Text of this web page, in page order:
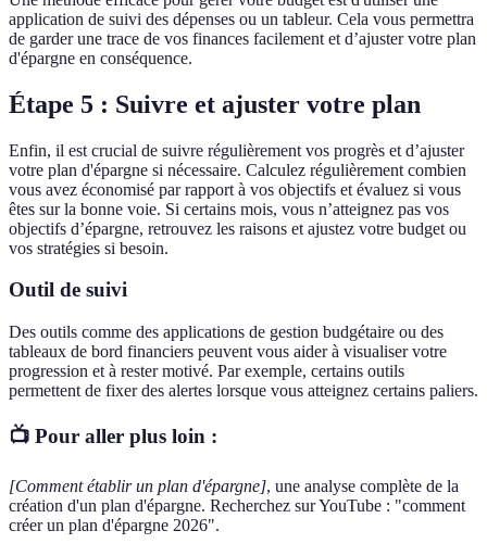
application de suivi des dépenses ou un tableur. Cela vous permettra
de garder une trace de vos finances facilement et d’ajuster votre plan
d'épargne en conséquence.
Étape 5 : Suivre et ajuster votre plan
Enfin, il est crucial de suivre régulièrement vos progrès et d’ajuster
votre plan d'épargne si nécessaire. Calculez régulièrement combien
vous avez économisé par rapport à vos objectifs et évaluez si vous
êtes sur la bonne voie. Si certains mois, vous n’atteignez pas vos
objectifs d’épargne, retrouvez les raisons et ajustez votre budget ou
vos stratégies si besoin.
Outil de suivi
Des outils comme des applications de gestion budgétaire ou des
tableaux de bord financiers peuvent vous aider à visualiser votre
progression et à rester motivé. Par exemple, certains outils
permettent de fixer des alertes lorsque vous atteignez certains paliers.
📺 Pour aller plus loin :
[Comment établir un plan d'épargne], une analyse complète de la
création d'un plan d'épargne. Recherchez sur YouTube : "comment
créer un plan d'épargne 2026".